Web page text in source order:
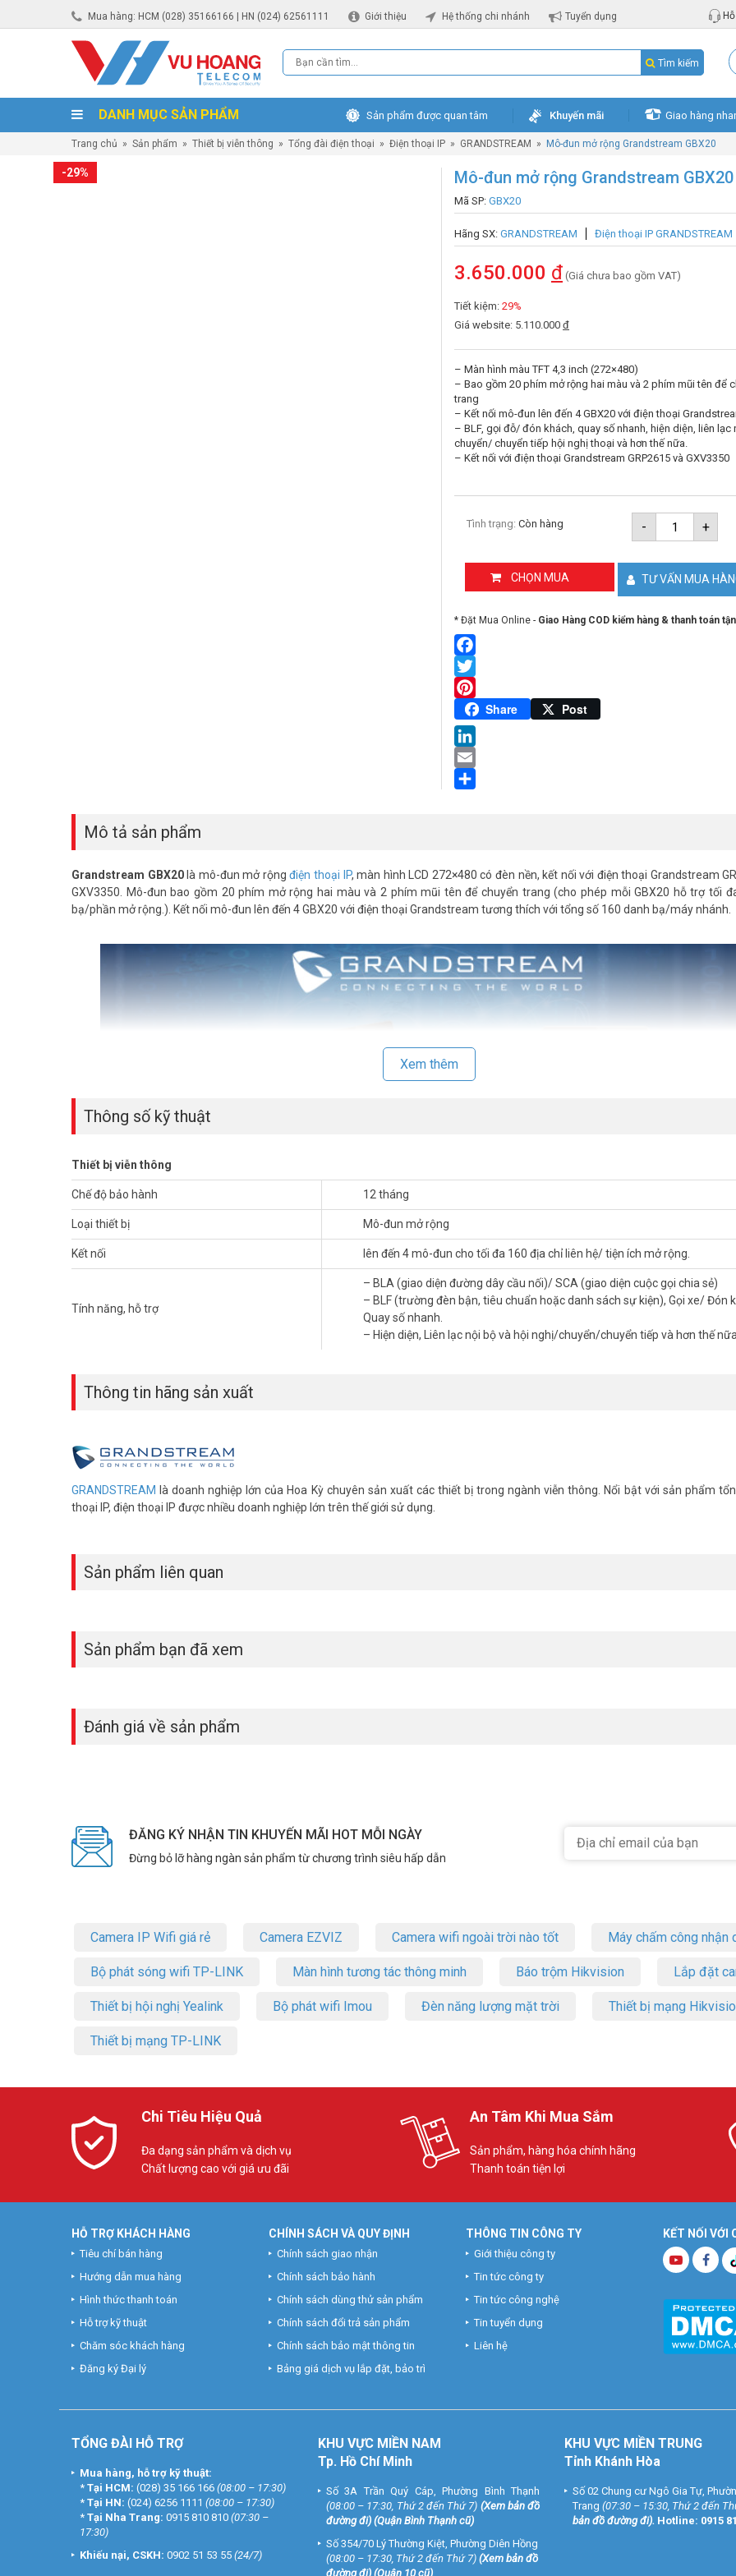
Mua hàng: HCM (028) 35166166 | HN (024) 62561111 Giới thiệu Hệ thống chi nhánh Tuyển dụng Hỗ
Tìm kiếm
DANH MỤC SẢN PHẨM Sản phẩm được quan tâm Khuyến mãi Giao hàng
Trang chủ » Sản phẩm » Thiết bị viễn thông » Tổng đài điện thoại » Điện thoại IP » GRANDSTREAM » Mô-đun mở rộng Grandstream GBX20
-29% Mô-đun mở rộng Grandstream GBX20
Mã SP: GBX20
Hãng SX: GRANDSTREAM Điện thoại IP GRANDSTREAM
3.650.000 đ (Giá chưa bao gồm VAT)
Tiết kiệm: 29%
Giá website: 5.110.000 đ
– Màn hình màu TFT 4,3 inch (272×480)
– Bao gồm 20 phím mở rộng hai màu và 2 phím mũi tên để
trang
– Kết nối mô-đun lên đến 4 GBX20 với điện thoại
– BLF, gọi đỗ/ đón khách, quay số nhanh, hiện diện, liên lạc
chuyển/ chuyển tiếp hội nghị thoại và hơn thế nữa.
– Kết nối với điện thoại Grandstream GRP2615 và GXV3350
-
Mô-
đun
mở
GBX20
số
+
Tình trạng: Còn hàng
CHỌN MUA TƯ VẤN MUA
* Đặt Mua Online - Giao Hàng COD kiểm hàng & thanh toán
Facebook
Twitter
Pinterest
Share Post
LinkedIn
Email
Mô tả sản phẩm
Grandstream GBX20là mô-đun mở rộngđiện thoại IP, màn hình LCD 272×480 có đèn nền, kết nối với điện thoại Grandstream
GXV3350. Mô-đun bao gồm 20 phím mở rộng hai màu và 2 phím mũi tên để chuyển trang (cho phép mỗi GBX20 hỗ trợ tối
bạ/phần mở rộng.). Kết nối mô-đun lên đến 4 GBX20 với điện thoại Grandstream tương thích với tổng số 160 danh bạ/máy nhánh.
hiện diện, liên lạc nội bộ, chuyển/chuyển tiếp hội nghị thoại và hơn thế nữa. Là giải pháp lý tưởng cho các doanh nghiệp và lễ tân
lượng cuộc gọi lớn, GBX20 đảm bảo năng suất tối đa bằng cách giám sát và điều phối các cuộc gọi đến một cách hiệu quả.
– Màn hình màu TFT 4,3 inch (272×480)
– Kết hợp 4 mô-đun liên kết daisy cho 160 địa chỉ liên hệ/ tiện ích mở rộng
– BLF, gọi đỗ/ đón khách, quay số nhanh, hiện diện, liên lạc nội bộ, chuyển/ chuyển tiếp hội nghị thoại và hơn thế nữa.
– Sản xuất tại Trung Quốc.
– Bảo hành: 12 tháng.
Xem thêm
Thông số kỹ thuật
Thiết bị viễn thông
Chế độ bảo hành 12 tháng
Loại thiết bị Mô-đun mở rộng
Kết nối lên đến 4 mô-đun cho tối đa 160 địa chỉ liên hệ/ tiện ích mở rộng.
Tính năng, hỗ trợ
– BLA (giao diện đường dây cầu nối)/ SCA (giao diện cuộc gọi chia sẻ)
– BLF (trường đèn bận, tiêu chuẩn hoặc danh sách sự kiện), Gọi xe/ Đón
Quay số nhanh.
– Hiện diện, Liên lạc nội bộ và hội nghị/chuyển/chuyển tiếp và hơn thế nữa.
Thông tin hãng sản xuất
GRANDSTREAM là doanh nghiệp lớn của Hoa Kỳ chuyên sản xuất các thiết bị trong ngành viễn thông. Nổi bật với sản phẩm
thoại IP, điện thoại IP được nhiều doanh nghiệp lớn trên thế giới sử dụng.
Sản phẩm liên quan
Sản phẩm bạn đã xem
Đánh giá về sản phẩm
ĐĂNG KÝ NHẬN TIN KHUYẾN MÃI HOT MỖI NGÀY
Đừng bỏ lỡ hàng ngàn sản phẩm từ chương trình siêu hấp dẫn
Camera IP Wifi giá rẻ Camera EZVIZ Camera wifi ngoài trời nào tốt Máy chấm công nhận
Bộ phát sóng wifi TP-LINK Màn hình tương tác thông minh Báo trộm Hikvision Lắp đặt
Thiết bị hội nghị Yealink Bộ phát wifi Imou Đèn năng lượng mặt trời Thiết bị mạng
Thiết bị mạng TP-LINK
Chi Tiêu Hiệu Quả
Đa dạng sản phẩm và dịch vụ
Chất lượng cao với giá ưu đãi
An Tâm Khi Mua Sắm
Sản phẩm, hàng hóa chính hãng
Thanh toán tiện lợi
KẾT NỐI VỚI
HỖ TRỢ KHÁCH HÀNG
Tiêu chí bán hàng
Hướng dẫn mua hàng
Hình thức thanh toán
Hỗ trợ kỹ thuật
Chăm sóc khách hàng
Đăng ký Đại lý
CHÍNH SÁCH VÀ QUY ĐỊNH
Chính sách giao nhận
Chính sách bảo hành
Chính sách dùng thử sản phẩm
Chính sách đổi trả sản phẩm
Chính sách bảo mật thông tin
Bảng giá dịch vụ lắp đặt, bảo trì
THÔNG TIN CÔNG TY
Giới thiệu công ty
Tin tức công ty
Tin tức công nghệ
Tin tuyển dụng
Liên hệ
TỔNG ĐÀI HỖ TRỢ
Mua hàng, hỗ trợ kỹ thuật:
* Tại HCM: (028) 35 166 166 (08:00 – 17:30)
* Tại HN: (024) 6256 1111 (08:00 – 17:30)
* Tại Nha Trang: 0915 810 810 (07:30 –
17:30)
Khiếu nại, CSKH: 0902 51 53 55 (24/7)
KHU VỰC MIỀN NAM
Tp. Hồ Chí Minh
Số 3A Trần Quý Cáp, Phường Bình Thạnh
(08:00 – 17:30, Thứ 2 đến Thứ 7) (Xem bản đồ
đường đi) (Quận Bình Thạnh cũ)
Số 354/70 Lý Thường Kiệt, Phường Diên Hồng
(08:00 – 17:30, Thứ 2 đến Thứ 7) (Xem bản đồ
đường đi) (Quận 10 cũ)
KHU VỰC MIỀN TRUNG
Tỉnh Khánh Hòa
Số 02 Chung cư Ngô Gia Tự,
Trang (07:30 – 15:30, Thứ 2 đến
bản đồ đường đi). Hotline: 0915